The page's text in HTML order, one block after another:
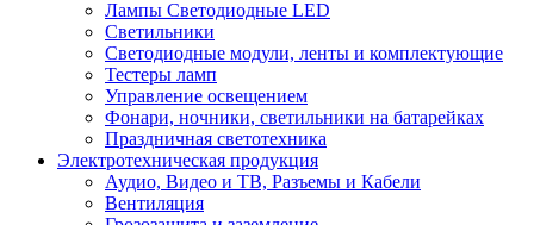
Лампы Светодиодные LED
Светильники
Светодиодные модули, ленты и комплектующие
Тестеры ламп
Управление освещением
Фонари, ночники, светильники на батарейках
Праздничная светотехника
Электротехническая продукция
Аудио, Видео и ТВ, Разъемы и Кабели
Вентиляция